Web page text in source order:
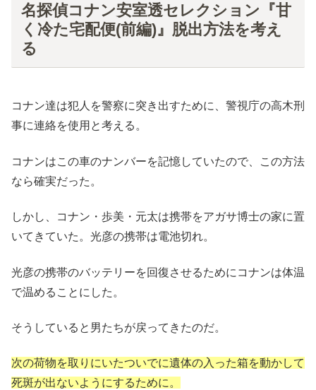
名探偵コナン安室透セレクション『甘
く冷た宅配便(前編)』脱出方法を考え
る
コナン達は犯人を警察に突き出すために、警視庁の高木刑
事に連絡を使用と考える。
コナンはこの車のナンバーを記憶していたので、この方法
なら確実だった。
しかし、コナン・歩美・元太は携帯をアガサ博士の家に置
いてきていた。光彦の携帯は電池切れ。
光彦の携帯のバッテリーを回復させるためにコナンは体温
で温めることにした。
そうしていると男たちが戻ってきたのだ。
次の荷物を取りにいたついでに遺体の入った箱を動かして
死斑が出ないようにするために。